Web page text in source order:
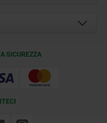
SICUREZZA